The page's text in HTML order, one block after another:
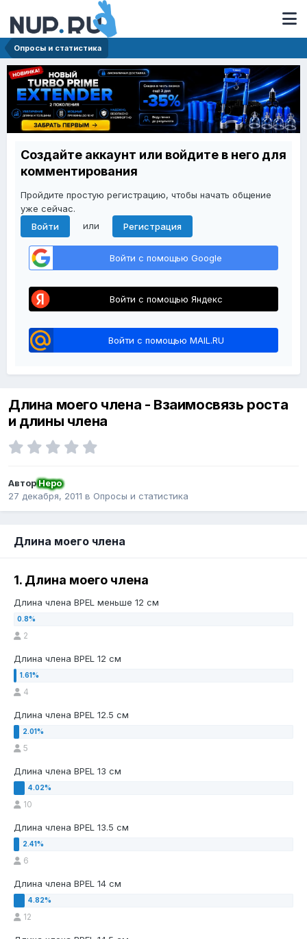
Опросы и статистика
Создайте аккаунт или войдите в него для
комментирования
Пройдите простую регистрацию, чтобы начать общение
уже сейчас.
Войти
или Регистрация
Войти с помощью Google
Войти с помощью Яндекс
Войти с помощью MAIL.RU
Длина моего члена - Взаимосвязь роста
и длины члена
АвторНеро
27 декабря, 2011 в Опросы и статистика
Длина моего члена
1. Длина моего члена
Длина члена BPEL меньше 12 см
2
Длина члена BPEL 12 см
4
Длина члена BPEL 12.5 см
5
Длина члена BPEL 13 см
10
Длина члена BPEL 13.5 см
6
Длина члена BPEL 14 см
12